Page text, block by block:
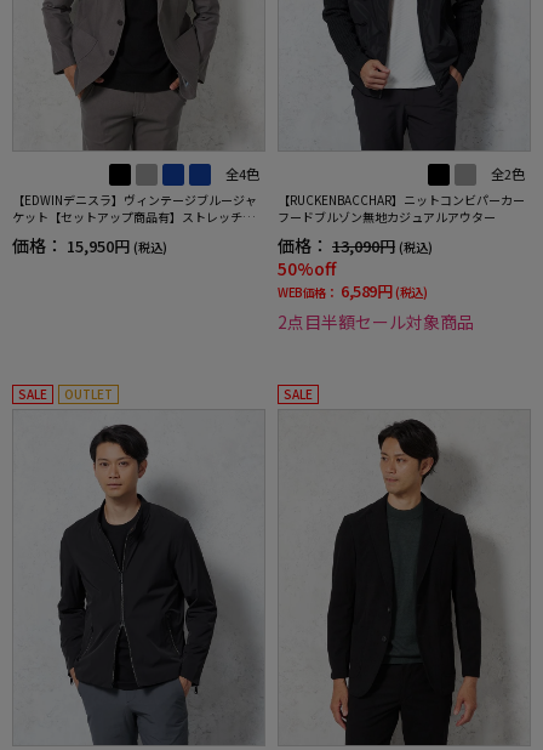
全4色
【EDWINデニスラ】ヴィンテージブルージャ
ケット【セットアップ商品有】ストレッチ無
地通年
価格： 15,950円 (税込)
全2色
【RUCKENBACCHAR】ニットコンビパーカー
フードブルゾン無地カジュアルアウター
価格： 13,090円 (税込)
50%off
WEB価格： 6,589円 (税込)
2点目半額セール対象商品
SALE OUTLET SALE